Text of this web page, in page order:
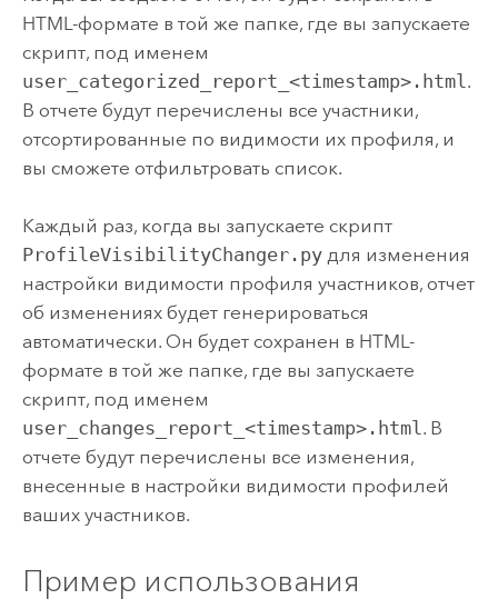
HTML-формате в той же папке, где вы запускаете
скрипт, под именем
user_categorized_report_<timestamp>.html.
В отчете будут перечислены все участники,
отсортированные по видимости их профиля, и
вы сможете отфильтровать список.
Каждый раз, когда вы запускаете скрипт
ProfileVisibilityChanger.pyдля изменения
настройки видимости профиля участников, отчет
об изменениях будет генерироваться
автоматически. Он будет сохранен в HTML-
формате в той же папке, где вы запускаете
скрипт, под именем
user_changes_report_<timestamp>.html. В
отчете будут перечислены все изменения,
внесенные в настройки видимости профилей
ваших участников.
Пример использования